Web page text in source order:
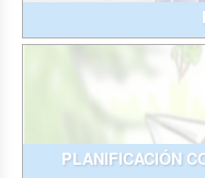
PLANIFICACIÓN